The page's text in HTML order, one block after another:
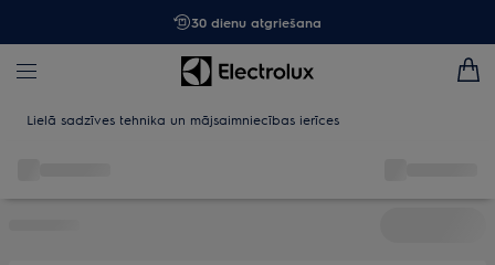
30 dienu atgriešana
Lielā sadzīves tehnika un mājsaimniecības ierīces